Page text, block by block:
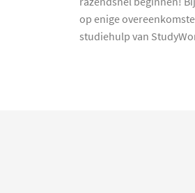
op enige
studiehulp van